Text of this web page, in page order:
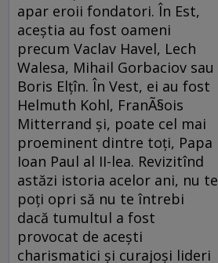
apar eroii fondatori. În Est,
aceştia au fost oameni
precum Vaclav Havel, Lech
Walesa, Mihail Gorbaciov sau
Boris Elţîn. În Vest, ei au fost
Helmuth Kohl, FranÃ§ois
Mitterrand şi, poate cel mai
proeminent dintre toţi, Papa
Ioan Paul al II-lea. Revizitînd
astăzi istoria acelor ani, nu te
poţi opri să nu te întrebi
dacă tumultul a fost
provocat de aceşti
charismatici şi curajoşi lideri